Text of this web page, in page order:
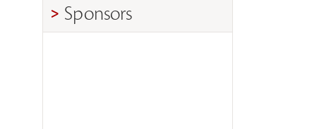
Sponsors